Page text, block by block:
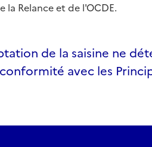
la Relance et de l'OCDE.
de la saisine ne
avec les